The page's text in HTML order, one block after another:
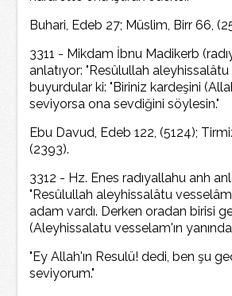
Buhari, Edeb 27; Müslim, Birr 66,
3311 - Mikdam İbnu Madikerb
anlatıyor: "Resûlullah
buyurdular ki: "Biriniz kardeşini
seviyorsa ona sevdiğini söylesin."
Ebu Davud, Edeb 122, (5124);
(2393).
3312 - Hz. Enes radıyallahu anh
"Resûlullah aleyhissalâtu
adam vardı. Derken oradan birisi
(Aleyhissalatu vesselam'ın
"Ey Allah'ın Resulü! dedi, ben şu
seviyorum."